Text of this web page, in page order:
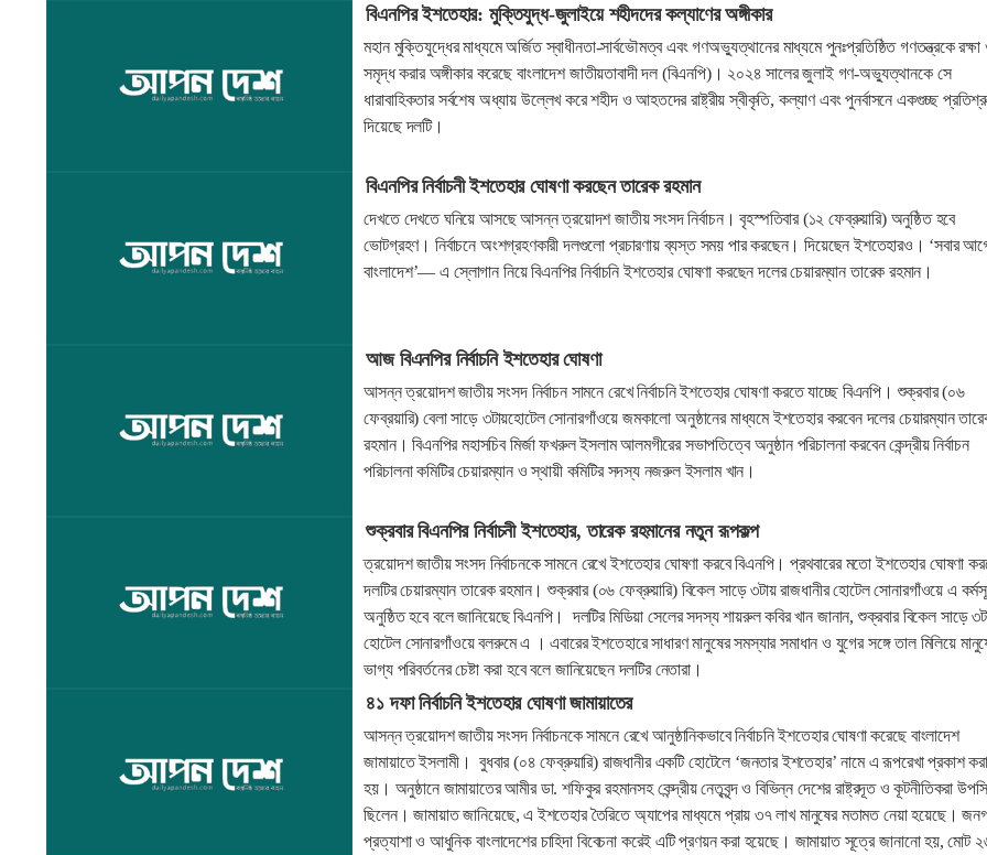
বিএনপির ইশতেহার: মুক্তিযুদ্ধ-জুলাইয়ে শহীদদের কল্যাণের অঙ্গীকার
মহান মুক্তিযুদ্ধের মাধ্যমে অর্জিত স্বাধীনতা-সার্বভৌমত্ব এবং গণঅভ্যুত্থানের মাধ্যমে পুনঃপ্রতিষ্ঠিত গণতন্ত্রকে রক্ষা
সমৃদ্ধ করার অঙ্গীকার করেছে বাংলাদেশ জাতীয়তাবাদী দল (বিএনপি)। ২০২৪ সালের জুলাই গণ-অভ্যুত্থানকে সে
ধারাবাহিকতার সর্বশেষ অধ্যায় উল্লেখ করে শহীদ ও আহতদের রাষ্ট্রীয় স্বীকৃতি, কল্যাণ এবং পুনর্বাসনে একগুচ্ছ
দিয়েছে দলটি।
বিএনপির নির্বাচনী ইশতেহার ঘোষণা করছেন তারেক রহমান
দেখতে দেখতে ঘনিয়ে আসছে আসন্ন ত্রয়োদশ জাতীয় সংসদ নির্বাচন। বৃহস্পতিবার (১২ ফেব্রুয়ারি) অনুষ্ঠিত হবে
ভোটগ্রহণ। নির্বাচনে অংশগ্রহণকারী দলগুলো প্রচারণায় ব্যস্ত সময় পার করছেন। দিয়েছেন ইশতেহারও। ‘সবার
বাংলাদেশ’— এ স্লোগান নিয়ে বিএনপির নির্বাচনি ইশতেহার ঘোষণা করছেন দলের চেয়ারম্যান তারেক রহমান।
আজ বিএনপির নির্বাচনি ইশতেহার ঘোষণা
আসন্ন ত্রয়োদশ জাতীয় সংসদ নির্বাচন সামনে রেখে নির্বাচনি ইশতেহার ঘোষণা করতে যাচ্ছে বিএনপি। শুক্রবার (০৬
ফেব্রয়ারি) বেলা সাড়ে ৩টায়হোটেল সোনারগাঁওয়ে জমকালো অনুষ্ঠানের মাধ্যমে ইশতেহার করবেন দলের চেয়ারম্যান
রহমান। বিএনপির মহাসচিব মির্জা ফখরুল ইসলাম আলমগীরের সভাপতিত্বে অনুষ্ঠান পরিচালনা করবেন কেন্দ্রীয় নির্বাচন
পরিচালনা কমিটির চেয়ারম্যান ও স্থায়ী কমিটির সদস্য নজরুল ইসলাম খান।
শুক্রবার বিএনপির নির্বাচনী ইশতেহার, তারেক রহমানের নতুন রূপকল্প
ত্রয়োদশ জাতীয় সংসদ নির্বাচনকে সামনে রেখে ইশতেহার ঘোষণা করবে বিএনপি। প্রথবারের মতো ইশতেহার ঘোষণা
দলটির চেয়ারম্যান তারেক রহমান। শুক্রবার (০৬ ফেব্রুয়ারি) বিকেল সাড়ে ৩টায় রাজধানীর হোটেল সোনারগাঁওয়ে এ
অনুষ্ঠিত হবে বলে জানিয়েছে বিএনপি। দলটির মিডিয়া সেলের সদস্য শায়রুল কবির খান জানান, শুক্রবার বিকেল সাড়ে
হোটেল সোনারগাঁওয়ে বলরুমে এ । এবারের ইশতেহারে সাধারণ মানুষের সমস্যার সমাধান ও যুগের সঙ্গে তাল মিলিয়ে
ভাগ্য পরিবর্তনের চেষ্টা করা হবে বলে জানিয়েছেন দলটির নেতারা।
৪১ দফা নির্বাচনি ইশতেহার ঘোষণা জামায়াতের
আসন্ন ত্রয়োদশ জাতীয় সংসদ নির্বাচনকে সামনে রেখে আনুষ্ঠানিকভাবে নির্বাচনি ইশতেহার ঘোষণা করেছে বাংলাদেশ
জামায়াতে ইসলামী। বুধবার (০৪ ফেব্রুয়ারি) রাজধানীর একটি হোটেলে ‘জনতার ইশতেহার’ নামে এ রূপরেখা প্রকাশ করা
হয়। অনুষ্ঠানে জামায়াতের আমীর ডা. শফিকুর রহমানসহ কেন্দ্রীয় নেতৃবৃন্দ ও বিভিন্ন দেশের রাষ্ট্রদূত ও কূটনীতিকরা
ছিলেন। জামায়াত জানিয়েছে, এ ইশতেহার তৈরিতে অ্যাপের মাধ্যমে প্রায় ৩৭ লাখ মানুষের মতামত নেয়া হয়েছে।
প্রত্যাশা ও আধুনিক বাংলাদেশের চাহিদা বিবেচনা করেই এটি প্রণয়ন করা হয়েছে। জামায়াত সূত্রে জানানো হয়, মোট